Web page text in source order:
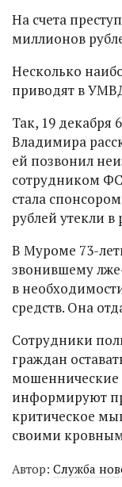
На счета
миллионов
Несколько
приводят в
Так, 19 декабря
Владимира
ей позвонил
сотрудником
стала
рублей утекли
В Муроме 73-
звонившему
в
средств. Она
Сотрудники
граждан
мошеннические
информируют
критическое
своими
Автор: Служба